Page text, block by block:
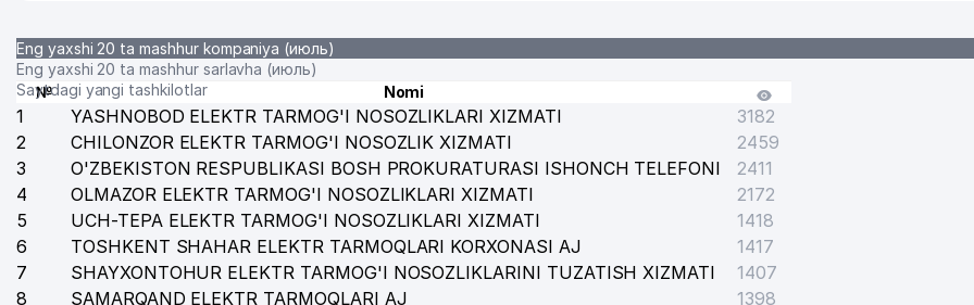
Eng yaxshi 20 ta mashhur kompaniya (июль)
Eng yaxshi 20 ta mashhur sarlavha (июль)
Saytdagi yangi tashkilotlar
№ Nomi
1 YASHNOBOD ELEKTR TARMOG'I NOSOZLIKLARI XIZMATI
3182
2
CHILONZOR ELEKTR TARMOG'I NOSOZLIK XIZMATI
2459
3
O'ZBEKISTON RESPUBLIKASI BOSH PROKURATURASI ISHONCH TELEFONI
2411
4
OLMAZOR ELEKTR TARMOG'I NOSOZLIKLARI XIZMATI
2172
5
UCH-TEPA ELEKTR TARMOG'I NOSOZLIKLARI XIZMATI
1418
6
TOSHKENT SHAHAR ELEKTR TARMOQLARI KORXONASI AJ
1417
7
SHAYXONTOHUR ELEKTR TARMOG'I NOSOZLIKLARINI TUZATISH XIZMATI
1407
8
SAMARQAND ELEKTR TARMOQLARI AJ
1398